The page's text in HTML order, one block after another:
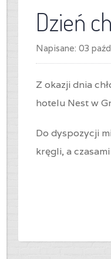
Dzień
Napisane: 03
Z okazji dnia
hotelu Nest w
Do dyspozycji
kręgli, a